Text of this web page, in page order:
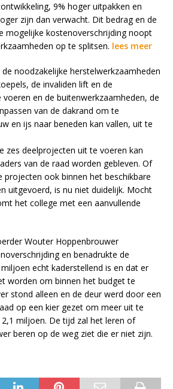
9% hoger uitpakken en
zijn dan verwacht. Dit bedrag en de
mogelijke kostenoverschrijding noopt
op te splitsen. lees meer
noodzakelijke herstelwerkzaamheden
de invaliden lift en de
en de buitenwerkzaamheden, de
van de dakrand om te
en ijs naar beneden kan vallen, uit te
zes deelprojecten uit te voeren kan
van de raad worden gebleven. Of
projecten ook binnen het beschikbare
uitgevoerd, is nu niet duidelijk. Mocht
het college met een aanvullende
Wouter Hoppenbrouwer
en benadrukte de
echt kaderstellend is en dat er
worden om binnen het budget te
stond alleen en de deur werd door een
op een kier gezet om meer uit te
miljoen. De tijd zal het leren of
beren op de weg ziet die er niet zijn.